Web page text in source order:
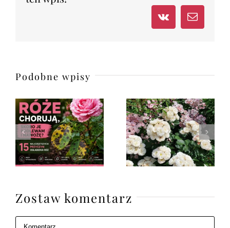
Vk Email
Podobne wpisy
Ile wody
potrzebuje
róża?
Przędziorek
na różach
Zostaw komentarz
Komentarz